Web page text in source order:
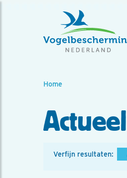
Home
Actueel
Verfijn resultaten: